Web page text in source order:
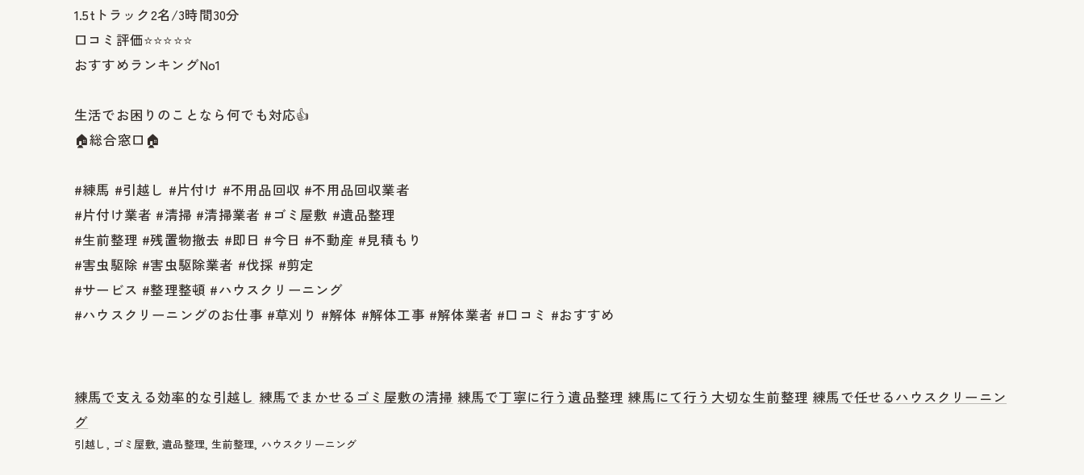
1.5tトラック2名/3時間30分
口コミ評価⭐️⭐️⭐️⭐️⭐️
おすすめランキングNo1
生活でお困りのことなら何でも対応👍
🏠総合窓口🏠
#練馬 #引越し #片付け #不用品回収 #不用品回収業者
#片付け業者 #清掃 #清掃業者 #ゴミ屋敷 #遺品整理
#生前整理 #残置物撤去 #即日 #今日 #不動産 #見積もり
#害虫駆除 #害虫駆除業者 #伐採 #剪定
#サービス #整理整頓 #ハウスクリーニング
#ハウスクリーニングのお仕事 #草刈り #解体 #解体工事 #解体業者 #口コミ #おすすめ
練馬で支える効率的な引越し 練馬でまかせるゴミ屋敷の清掃 練馬で丁寧に行う遺品整理 練馬にて行う大切な生前整理 練馬で任せるハウスクリーニン
グ
引越し ゴミ屋敷 遺品整理 生前整理 ハウスクリーニング